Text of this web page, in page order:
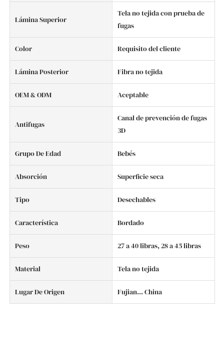
Lámina Superior
Tela no tejida con prueba de
fugas
Color Requisito del cliente
Lámina Posterior Fibra no tejida
OEM & ODM Aceptable
Antifugas
Canal de prevención de fugas
3D
Grupo De Edad Bebés
Absorción Superficie seca
Tipo Desechables
Característica Bordado
Peso 27 a 40 libras, 28 a 45 libras
Material Tela no tejida
Lugar De Origen Fujian... China